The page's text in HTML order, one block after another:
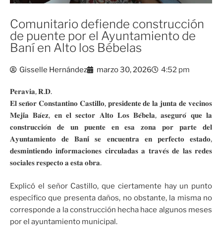
Comunitario defiende construcción
de puente por el Ayuntamiento de
Baní en Alto los Bébelas
Gisselle Hernández marzo 30, 2026 4:52 pm
𝐏𝐞𝐫𝐚𝐯𝐢𝐚, 𝐑.𝐃.
𝐄𝐥 𝐬𝐞𝐧̃𝐨𝐫 𝐂𝐨𝐧𝐬𝐭𝐚𝐧𝐭𝐢𝐧𝐨 𝐂𝐚𝐬𝐭𝐢𝐥𝐥𝐨, 𝐩𝐫𝐞𝐬𝐢𝐝𝐞𝐧𝐭𝐞 𝐝𝐞 𝐥𝐚 𝐣𝐮𝐧𝐭𝐚 𝐝𝐞 𝐯𝐞𝐜𝐢𝐧𝐨𝐬
𝐌𝐞𝐣𝐢́𝐚 𝐁𝐚́𝐞𝐳, 𝐞𝐧 𝐞𝐥 𝐬𝐞𝐜𝐭𝐨𝐫 𝐀𝐥𝐭𝐨 𝐋𝐨𝐬 𝐁𝐞́𝐛𝐞𝐥𝐚, 𝐚𝐬𝐞𝐠𝐮𝐫𝐨́ 𝐪𝐮𝐞 𝐥𝐚
𝐜𝐨𝐧𝐬𝐭𝐫𝐮𝐜𝐜𝐢𝐨́𝐧 𝐝𝐞 𝐮𝐧 𝐩𝐮𝐞𝐧𝐭𝐞 𝐞𝐧 𝐞𝐬𝐚 𝐳𝐨𝐧𝐚 𝐩𝐨𝐫 𝐩𝐚𝐫𝐭𝐞 𝐝𝐞𝐥
𝐀𝐲𝐮𝐧𝐭𝐚𝐦𝐢𝐞𝐧𝐭𝐨 𝐝𝐞 𝐁𝐚𝐧𝐢́ 𝐬𝐞 𝐞𝐧𝐜𝐮𝐞𝐧𝐭𝐫𝐚 𝐞𝐧 𝐩𝐞𝐫𝐟𝐞𝐜𝐭𝐨 𝐞𝐬𝐭𝐚𝐝𝐨,
𝐝𝐞𝐬𝐦𝐢𝐧𝐭𝐢𝐞𝐧𝐝𝐨 𝐢𝐧𝐟𝐨𝐫𝐦𝐚𝐜𝐢𝐨𝐧𝐞𝐬 𝐜𝐢𝐫𝐜𝐮𝐥𝐚𝐝𝐚𝐬 𝐚 𝐭𝐫𝐚𝐯𝐞́𝐬 𝐝𝐞 𝐥𝐚𝐬 𝐫𝐞𝐝𝐞𝐬
𝐬𝐨𝐜𝐢𝐚𝐥𝐞𝐬 𝐫𝐞𝐬𝐩𝐞𝐜𝐭𝐨 𝐚 𝐞𝐬𝐭𝐚 𝐨𝐛𝐫𝐚.
Explicó el señor Castillo, que ciertamente hay un punto
específico que presenta daños, no obstante, la misma no
corresponde a la construcción hecha hace algunos meses
por el ayuntamiento municipal.